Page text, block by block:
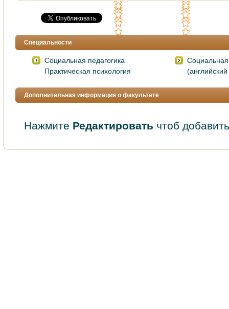
Специальности
Социальная педагогика
Практическая психология
Социальная
Дополнительная информация о факультете
Нажмите Редактировать чтоб